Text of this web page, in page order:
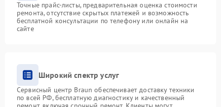
Точные прайс-листы, предварительная оценка стоимости
ремонта, отсутствие скрытых платежей и возможность
бесплатной консультации по телефону или онлайн на
сайте
Широкий спектр услуг
Сервисный центр Braun обеспечивает доставку техники
по всей РФ, бесплатную диагностику и качественный